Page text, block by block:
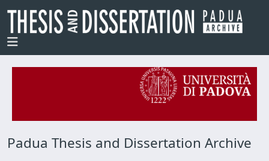
Padua Thesis and Dissertation Archive